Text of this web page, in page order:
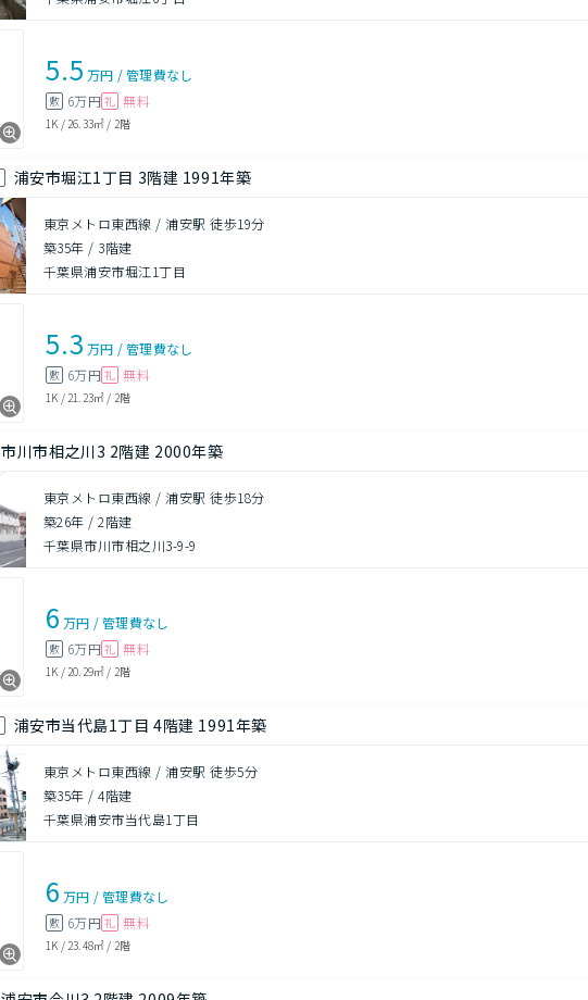
5.5 万円 /管理費なし
敷 6万円 礼 無料
1K / 26.33㎡ / 2階
浦安市堀江1丁目 3階建 1991年築
東京メトロ東西線 / 浦安駅 徒歩19分
築35年 / 3階建
千葉県浦安市堀江1丁目
5.3 万円 /管理費なし
敷 6万円 礼 無料
1K / 21.23㎡ / 2階
市川市相之川3 2階建 2000年築
東京メトロ東西線 / 浦安駅 徒歩18分
築26年 /2階建
千葉県市川市相之川3-9-9
6 万円 /管理費なし
敷 6万円 礼 無料
1K / 20.29㎡ / 2階
浦安市当代島1丁目 4階建 1991年築
東京メトロ東西線 / 浦安駅 徒歩5分
築35年 /4階建
千葉県浦安市当代島1丁目
6 万円 /管理費なし
敷 6万円 礼 無料
1K / 23.48㎡ / 2階